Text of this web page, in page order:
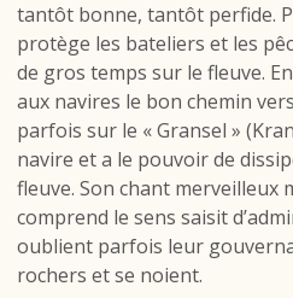
tantôt bonne, tantôt perfide.
protège les bateliers et les
de gros temps sur le fleuve.
aux navires le bon chemin
parfois sur le « Gransel »
navire et a le pouvoir de
fleuve. Son chant merveilleux
comprend le sens saisit
oublient parfois leur
rochers et se noient.